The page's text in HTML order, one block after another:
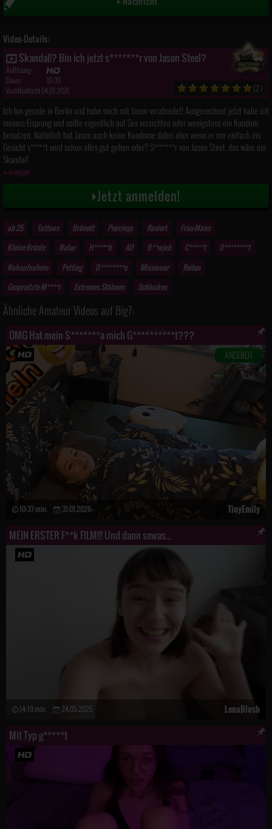
Video-Details:
Skandal!? Bin ich jetzt s*******r von Jason Steel?
Auflösung:
Dauer:
10:39
Veröffentlicht 04.07.2026
(2)
Ich bin gerade in Berlin und habe mich mit Jason verabredet! Ausgerechnet jetzt habe ich
meinen Eisprung und sollte eigentlich auf Sex verzichten oder wenigstens ein Kondom
benutzen. Natürlich hat Jason auch keine Kondome dabei aber wenn er mir einfach ins
Gesicht s*****t wird schon alles gut gehen oder? S*******r von Jason Steel, das wäre ein
Skandal!
weniger
Jetzt anmelden!
ab 25 Tattoos Brünett Piercings Rasiert
Frau-Mann
Kleine Brüste
Natur H*****b AO B**wjob C*****t
D********t
Nahaufnahme
Petting D********e Missionar
Reiten
Gespreitzte M****i
Extremes Stöhnen Schlucken
Ähnliche Amateur Videos auf Big7:
OMG Hat mein S*******a mich G**********t???
ANGEBOT
10:37 min. 31.01.2026 TinyEmily
MEIN ERSTER F**k FILM!!! Und dann sowas...
14:19 min. 24.05.2025 LenaBlush
Mit Typ g*****t